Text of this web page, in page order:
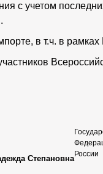
с учетом
в т.ч. в
СтепановнаРоссии